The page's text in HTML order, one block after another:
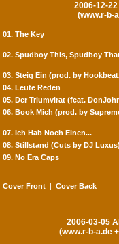
2006-12-
(www.r-b-
01. The Key
02. Spudboy This, Spudboy
03. Steig Ein (prod. by
04. Leute Reden
05. Der Triumvirat (feat.
06. Book Mich (prod. by
07. Ich Hab Noch Einen...
08. Stillstand (Cuts by DJ Luxus)
09. No Era Caps
Cover Front | Cover Back
2006-03-05
(www.r-b-a.de